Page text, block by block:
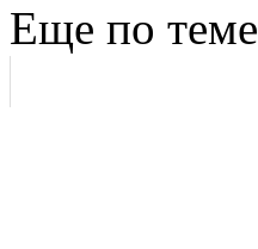
Еще по теме